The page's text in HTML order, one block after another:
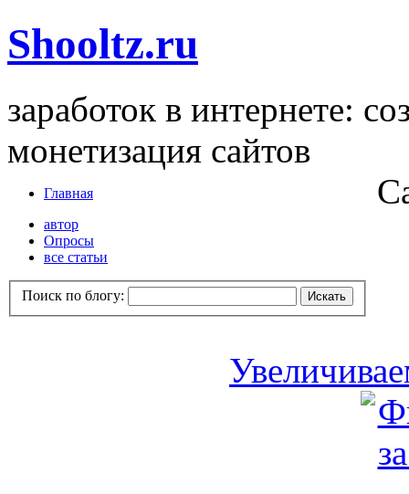
Shooltz.ru
заработок в интернете:
монетизация сайтов
Главная
автор
Опросы
все статьи
Поиск по блогу: